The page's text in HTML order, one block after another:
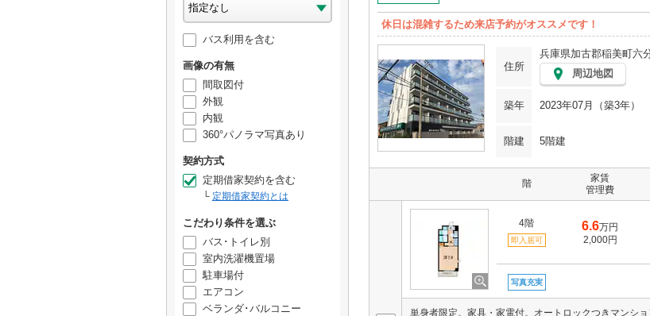
バス利用を含む
画像の有無
間取図付
外観
内観
360°パノラマ写真あり
契約方式
定期借家契約を含む
定期借家契約とは
こだわり条件を選ぶ
バス･トイレ別
室内洗濯機置場
駐車場付
エアコン
ベランダ･バルコニー
休日は混雑するため来店予約がオススメです！
住所
兵庫県加古郡稲美町六
周辺地図
築年 2023年07月（築3年）
階建 5階建
階
家賃
管理費
4階
即入居可
6.6万円
2,000円
写真充実